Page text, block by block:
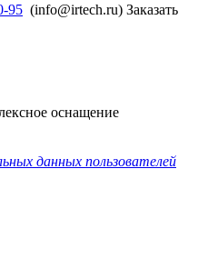
95 (info@irtech.ru) Заказать
оснащение
данных пользователей